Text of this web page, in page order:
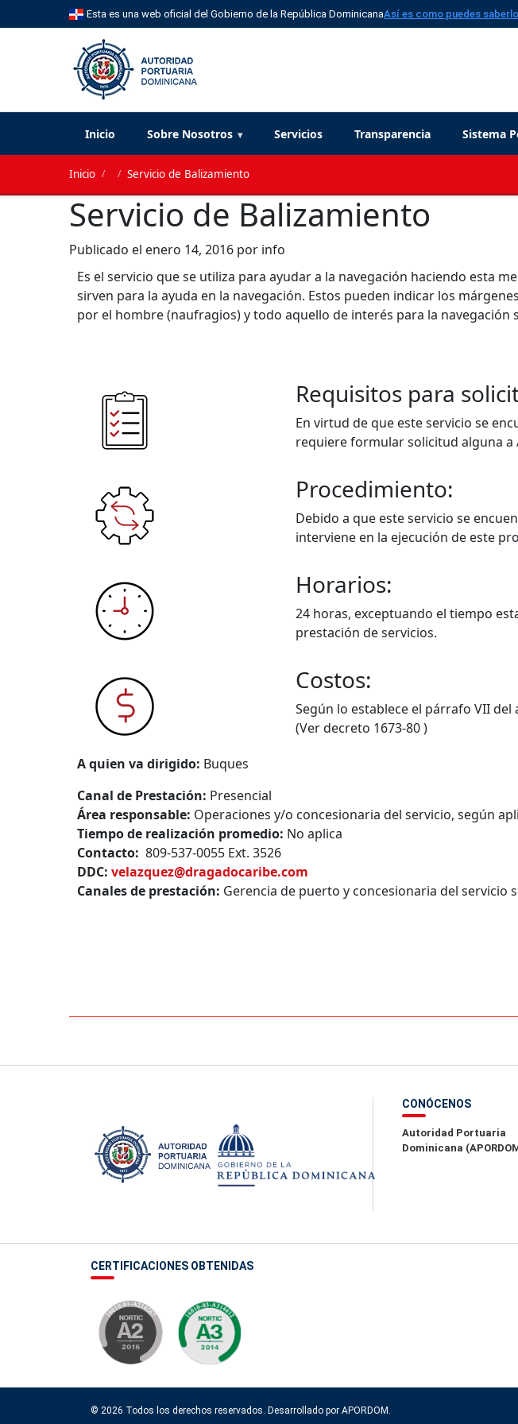
Esta es una web oficial del Gobierno de la República DominicanaAsí es como puedes saberlo
Inicio Sobre Nosotros Servicios Transparencia Sistema
Inicio / / Servicio de Balizamiento
Servicio de Balizamiento
Publicado el enero 14, 2016 por info
Es el servicio que se utiliza para ayudar a la navegación haciendo esta
sirven para la ayuda en la navegación. Estos pueden indicar los
por el hombre (naufragios) y todo aquello de interés para la navegación
Requisitos para
En virtud de que este servicio se
requiere formular solicitud alguna a
Procedimiento:
Debido a que este servicio se
interviene en la ejecución de este
Horarios:
24 horas, exceptuando el tiempo
prestación de servicios.
Costos:
Según lo establece el párrafo VII
(Ver decreto 1673-80 )
A quien va dirigido: Buques
Canal de Prestación: Presencial
Área responsable: Operaciones y/o concesionaria del servicio, según
Tiempo de realización promedio: No aplica
Contacto: 809-537-0055 Ext. 3526
DDC: velazquez@dragadocaribe.com
Canales de prestación: Gerencia de puerto y concesionaria del servicio
CONÓCENOS
Autoridad Portuaria
Dominicana
CERTIFICACIONES OBTENIDAS
© 2026 Todos los derechos reservados. Desarrollado por APORDOM.